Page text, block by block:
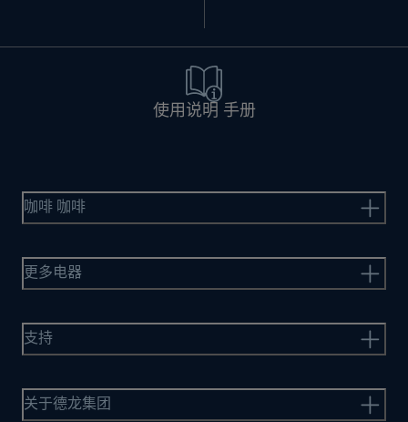
使用说明 手册
咖啡 咖啡
更多电器
支持
关于德龙集团